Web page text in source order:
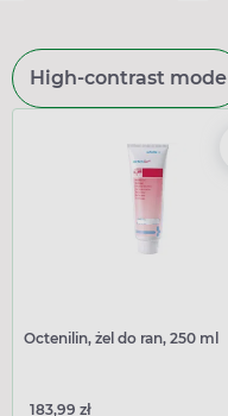
High-contrast mode
Octenilin, żel do ran, 250 ml
183,99 zł